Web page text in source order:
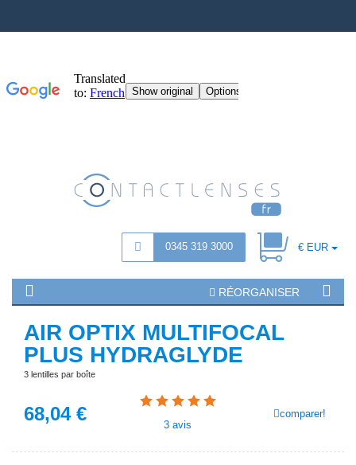
0345 319 3000 € EUR
RÉORGANISER
AIR OPTIX MULTIFOCAL
PLUS HYDRAGLYDE
3 lentilles par boîte
68,04 €
3 avis
comparer!